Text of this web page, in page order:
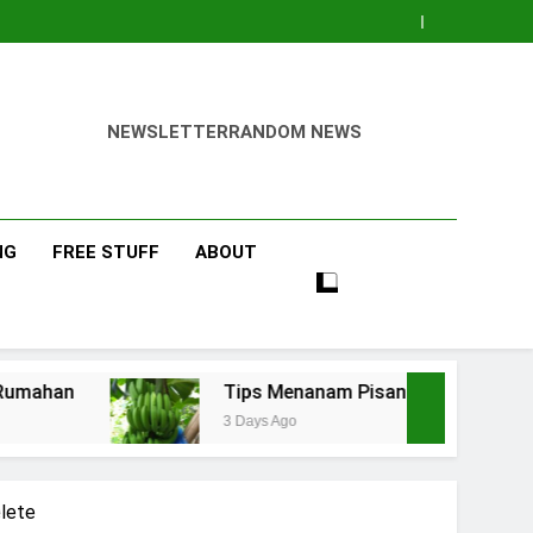
NEWSLETTERRANDOM NEWS
FREE STUFF ABOUT
Tips Menanam Pisang : Pentingnya Memilih Bibit
3 Days Ago